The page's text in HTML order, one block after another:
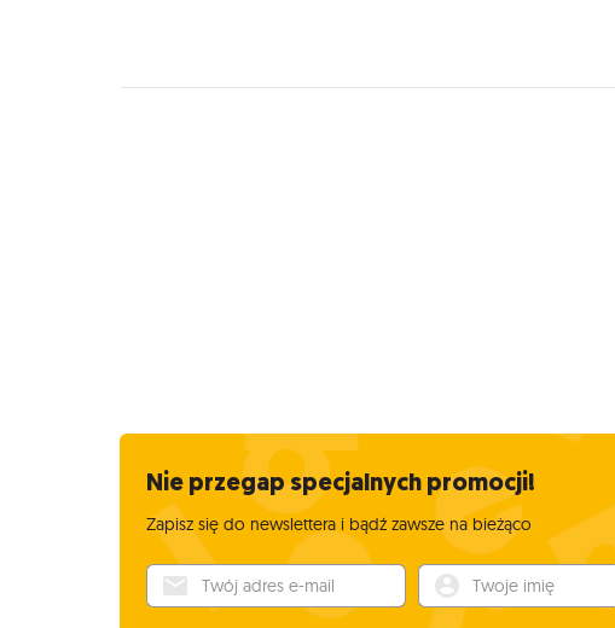
Nie przegap specjalnych promocji!
Zapisz się do newslettera i bądź zawsze na bieżąco
Twój adres e-mail Twoje imię